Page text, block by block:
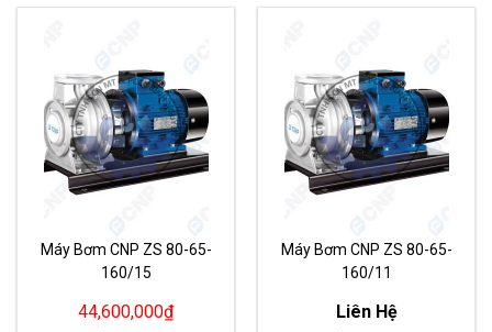
out
out
Máy Bơm CNP ZS 80-65-
160/15
44,600,000₫
Máy Bơm CNP ZS 80-65-
160/11
Liên Hệ